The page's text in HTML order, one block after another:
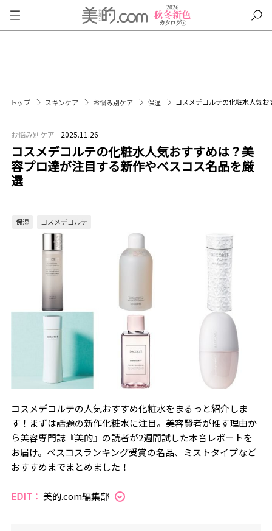
トップ スキンケア お悩み別ケア 保湿 コスメデコルテの化粧水人気
お悩み別ケア 2025.11.26
コスメデコルテの化粧水人気おすすめは？美
容プロ達が注目する新作やベスコス名品を厳
選
保湿 コスメデコルテ
コスメデコルテの人気おすすめ化粧水をまるっと紹介しま
す！まずは話題の新作化粧水に注目。美容賢者が推す理由か
ら美容専門誌『美的』の読者が2週間試した本音レポートを
お届け。ベスコスランキング受賞の名品、ミストタイプなど
おすすめまでまとめました！
EDIT： 美的.com編集部